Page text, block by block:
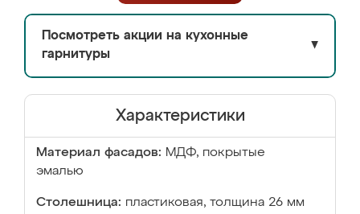
Посмотреть акции на кухонные
гарнитуры
▼
Характеристики
Материал фасадов: МДФ, покрытые
эмалью
Столешница: пластиковая, толщина 26 мм